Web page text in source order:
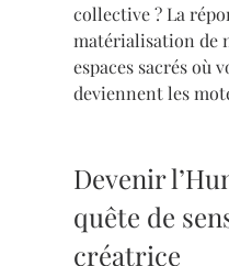
collective ? La
matérialisation de
espaces sacrés où
deviennent les
Devenir
quête de
créatrice